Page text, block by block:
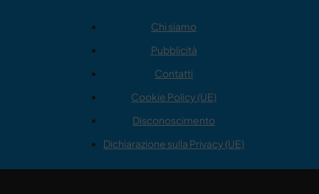
Chi siamo
Pubblicità
Contatti
Cookie Policy (UE)
Disconoscimento
Dichiarazione sulla Privacy (UE)